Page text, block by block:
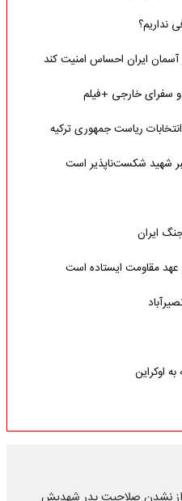
نداریم؟
ایران احساس امنیت کند
سفرای خارجی +فیلم
ریاست جمهوری ترکیه
شهید شکست‌ناپذیر است
ایران
عهد مقاومت ایستاده است
اوکراین